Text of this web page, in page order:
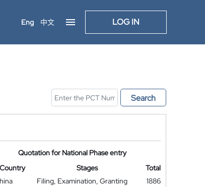
Eng 中文 LOG IN
Search
Quotation for National Phase entry
Country
Stages
Total
Filing, Examination, Granting
1886